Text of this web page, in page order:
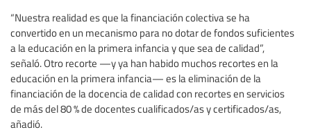
“Nuestra realidad es que la financiación colectiva se ha
convertido en un mecanismo para no dotar de fondos suficientes
a la educación en la primera infancia y que sea de calidad”,
señaló. Otro recorte —y ya han habido muchos recortes en la
educación en la primera infancia— es la eliminación de la
financiación de la docencia de calidad con recortes en servicios
de más del 80 % de docentes cualificados/as y certificados/as,
añadió.